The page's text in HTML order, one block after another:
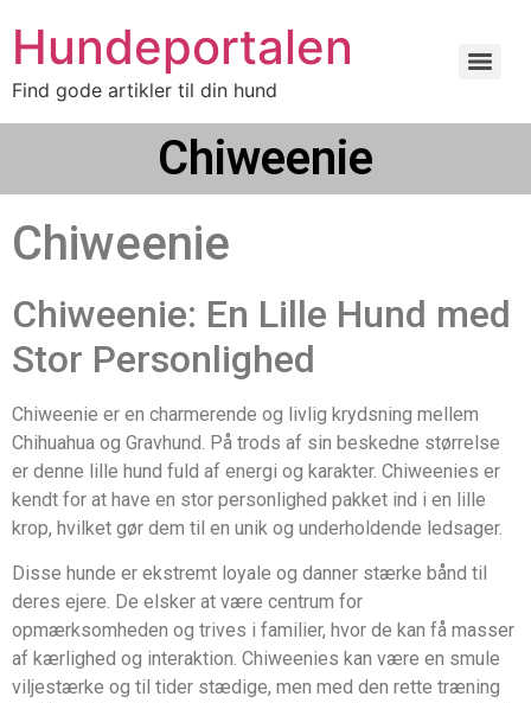
Hundeportalen
Find gode artikler til din hund
Chiweenie
Chiweenie
Chiweenie: En Lille Hund med
Stor Personlighed
Chiweenie er en charmerende og livlig krydsning mellem
Chihuahua og Gravhund. På trods af sin beskedne størrelse
er denne lille hund fuld af energi og karakter. Chiweenies er
kendt for at have en stor personlighed pakket ind i en lille
krop, hvilket gør dem til en unik og underholdende ledsager.
Disse hunde er ekstremt loyale og danner stærke bånd til
deres ejere. De elsker at være centrum for
opmærksomheden og trives i familier, hvor de kan få masser
af kærlighed og interaktion. Chiweenies kan være en smule
viljestærke og til tider stædige, men med den rette træning